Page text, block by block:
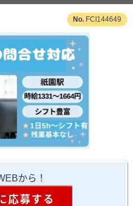
FCI144649
から！
応募する